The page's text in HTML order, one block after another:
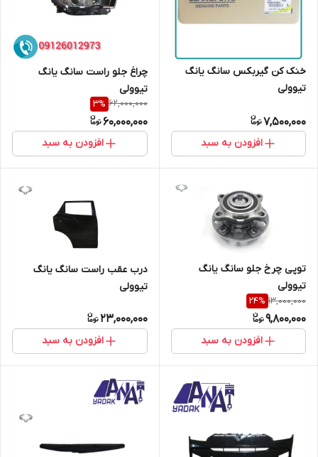
خنک کن گیربکس سانگ یانگ
تیوولی
7,500,000
افزودن به سبد
چراغ جلو راست سانگ یانگ
تیوولی
62,000,000
3%
60,000,000
افزودن به سبد
توپی چرخ جلو سانگ یانگ
تیوولی
13,000,000
24%
9,800,000
افزودن به سبد
درب عقب راست سانگ یانگ
تیوولی
23,000,000
افزودن به سبد